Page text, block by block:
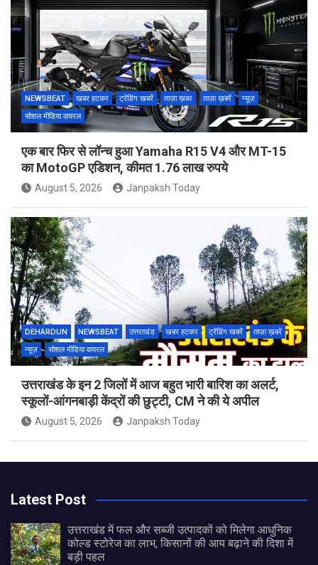
NEWSBEAT खबर हटकर ट्रेंडिंग खबरें ताज़ा ख़बर ताज़ा ख़बरें
न्यूज़
सोशल मीडिया वायरल
एक बार फिर से लॉन्च हुआ Yamaha R15 V4 और MT-15
का MotoGP एडिशन, कीमत 1.76 लाख रुपये
August 5, 2026 Janpaksh Today
DEHARDUN NEWSBEAT उत्तराखंड खबर हटकर ट्रेंडिंग खबरें
ताज़ा ख़बरें
न्यूज़
सोशल मीडिया वायरल
उत्तराखंड के इन 2 जिलों में आज बहुत भारी बारिश का अलर्ट,
स्कूलों-आंगनबाड़ी केंद्रों की छुट्टी, CM ने की ये अपील
August 5, 2026 Janpaksh Today
Latest Post
उत्तराखंड में फल और सब्जी उत्पादकों को मिलेगा आधुनिक
कोल्ड स्टोरेज का लाभ, किसानों की आय बढ़ाने की दिशा में
बड़ी पहल